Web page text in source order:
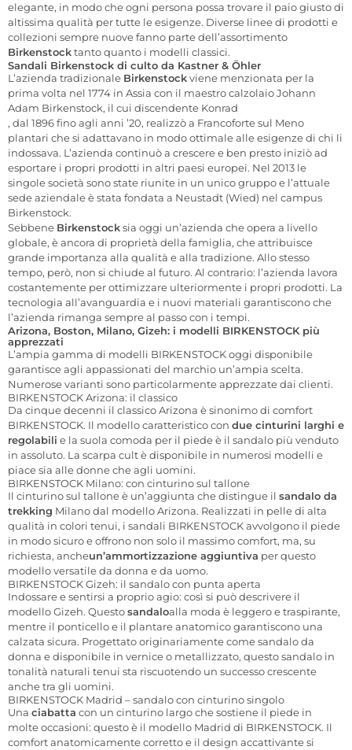
elegante, in modo che ogni persona possa trovare il paio giusto di
altissima qualità per tutte le esigenze. Diverse linee di prodotti e
collezioni sempre nuove fanno parte dell’assortimento
Birkenstocktanto quanto i modelli classici.
Sandali Birkenstock di culto da Kastner & Öhler
L’azienda tradizionale Birkenstockviene menzionata per la
prima volta nel 1774 in Assia con il maestro calzolaio Johann
Adam Birkenstock, il cui discendente Konrad
, dal 1896 fino agli anni ’20, realizzò a Francoforte sul Meno
plantari che si adattavano in modo ottimale alle esigenze di chi li
indossava. L’azienda continuò a crescere e ben presto iniziò ad
esportare i propri prodotti in altri paesi europei. Nel 2013 le
singole società sono state riunite in un unico gruppo e l’attuale
sede aziendale è stata fondata a Neustadt (Wied) nel campus
Birkenstock.
Sebbene Birkenstocksia oggi un’azienda che opera a livello
globale, è ancora di proprietà della famiglia, che attribuisce
grande importanza alla qualità e alla tradizione. Allo stesso
tempo, però, non si chiude al futuro. Al contrario: l’azienda lavora
costantemente per ottimizzare ulteriormente i propri prodotti. La
tecnologia all’avanguardia e i nuovi materiali garantiscono che
l’azienda rimanga sempre al passo con i tempi.
Arizona, Boston, Milano, Gizeh: i modelli BIRKENSTOCK più
apprezzati
L’ampia gamma di modelli BIRKENSTOCK oggi disponibile
garantisce agli appassionati del marchio un’ampia scelta.
Numerose varianti sono particolarmente apprezzate dai clienti.
BIRKENSTOCK Arizona: il classico
Da cinque decenni il classico Arizona è sinonimo di comfort
BIRKENSTOCK. Il modello caratteristico con due cinturini larghi e
regolabili e la suola comoda per il piede è il sandalo più venduto
in assoluto. La scarpa cult è disponibile in numerosi modelli e
piace sia alle donne che agli uomini.
BIRKENSTOCK Milano: con cinturino sul tallone
Il cinturino sul tallone è un’aggiunta chedistingue il sandalo da
trekking Milano dal modello Arizona. Realizzati in pelle di alta
qualità in colori tenui, i sandali BIRKENSTOCK avvolgono il piede
in modo sicuro e offrono non solo il massimo comfort, ma, su
richiesta, ancheun’ammortizzazione aggiuntiva per questo
modello versatile da donna e da uomo.
BIRKENSTOCK Gizeh: il sandalo con punta aperta
Indossare e sentirsi a proprio agio: così si può descrivere il
modello Gizeh. Questosandaloalla moda è leggero e traspirante,
mentre il ponticello e il plantare anatomico garantiscono una
calzata sicura. Progettato originariamente come sandalo da
donna e disponibile in vernice o metallizzato, questo sandalo in
tonalità naturali tenui sta riscuotendo un successo crescente
anche tra gli uomini.
BIRKENSTOCK Madrid – sandalo con cinturino singolo
Una ciabatta con un cinturino largo che sostiene il piede in
molte occasioni: questo è il modello Madrid di BIRKENSTOCK. Il
comfort anatomicamente corretto e il design accattivante si